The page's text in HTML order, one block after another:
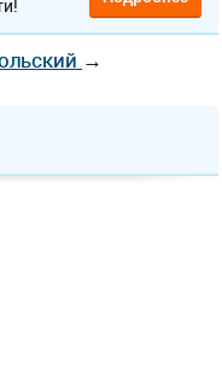
→